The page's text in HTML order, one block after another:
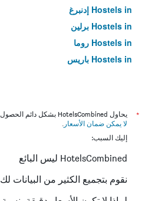
Hostels in إدنبرغ
Hostels in برلين
Hostels in روما
Hostels in باريس
*
يحاول HotelsCombined بشكل دائم الحصول على الأسعار الدقيقة، ولكن
لا يمكن ضمان الأسعار .
إليك السبب:
HotelsCombined ليس البائع
نقوم بتجميع الكثير من البيانات لك